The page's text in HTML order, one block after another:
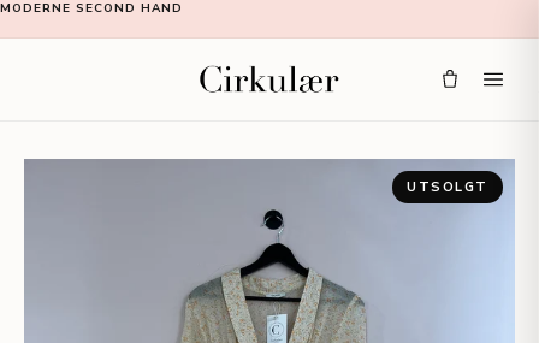
MODERNE SECOND HAND
UTSOLGT